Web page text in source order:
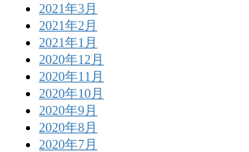
2021年3月
2021年2月
2021年1月
2020年12月
2020年11月
2020年10月
2020年9月
2020年8月
2020年7月